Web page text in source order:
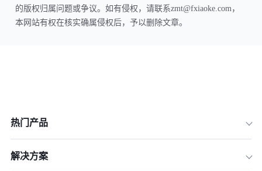
的版权归属问题或争议。如有侵权，请联系zmt@fxiaoke.com，
本网站有权在核实确属侵权后，予以删除文章。
热门产品
解决方案